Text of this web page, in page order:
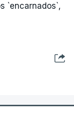
`encarnados`,